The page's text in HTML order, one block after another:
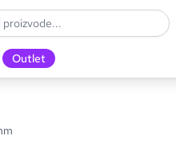
Outlet